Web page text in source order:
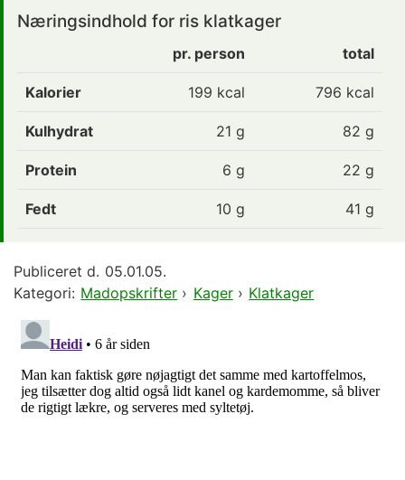
Næringsindhold for ris klatkager
pr. person total
Kalorier 199 kcal 796 kcal
Kulhydrat 21 g 82 g
Protein 6 g 22 g
Fedt 10 g 41 g
Publiceret d. 05.01.05.
Kategori: Madopskrifter › Kager› Klatkager